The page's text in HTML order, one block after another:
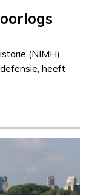
(NIMH),
heeft